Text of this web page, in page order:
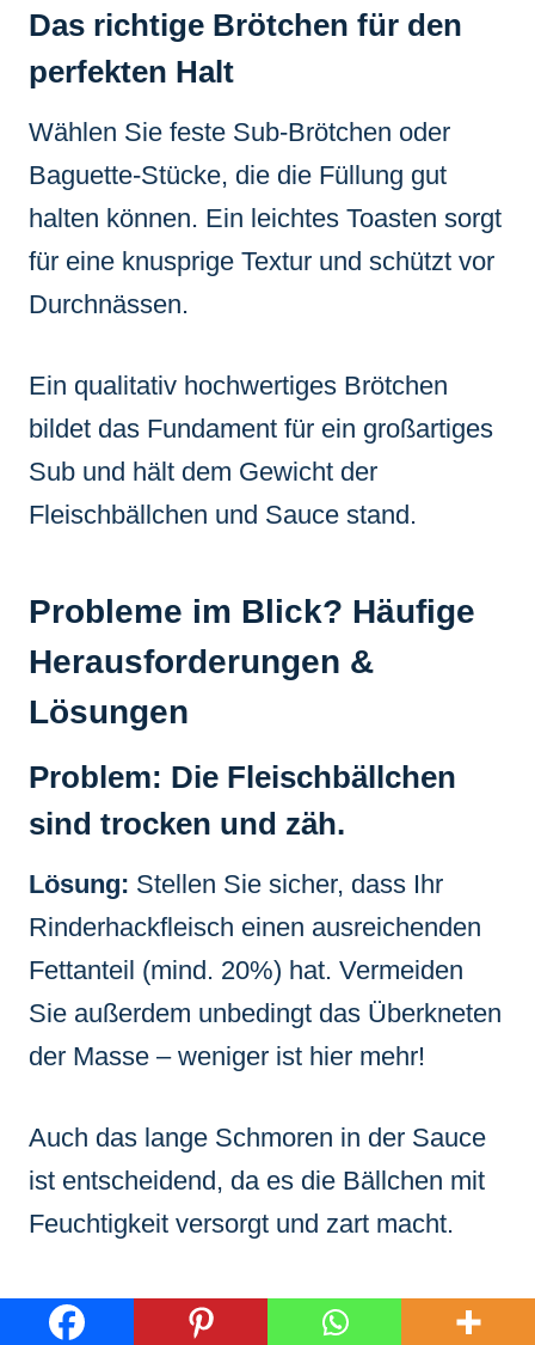
Das richtige Brötchen für den
perfekten Halt
Wählen Sie feste Sub-Brötchen oder
Baguette-Stücke, die die Füllung gut
halten können. Ein leichtes Toasten sorgt
für eine knusprige Textur und schützt vor
Durchnässen.
Ein qualitativ hochwertiges Brötchen
bildet das Fundament für ein großartiges
Sub und hält dem Gewicht der
Fleischbällchen und Sauce stand.
Probleme im Blick? Häufige
Herausforderungen &
Lösungen
Problem: Die Fleischbällchen
sind trocken und zäh.
Lösung: Stellen Sie sicher, dass Ihr
Rinderhackfleisch einen ausreichenden
Fettanteil (mind. 20%) hat. Vermeiden
Sie außerdem unbedingt das Überkneten
der Masse – weniger ist hier mehr!
Auch das lange Schmoren in der Sauce
ist entscheidend, da es die Bällchen mit
Feuchtigkeit versorgt und zart macht.
Problem: Die Tomatensauce